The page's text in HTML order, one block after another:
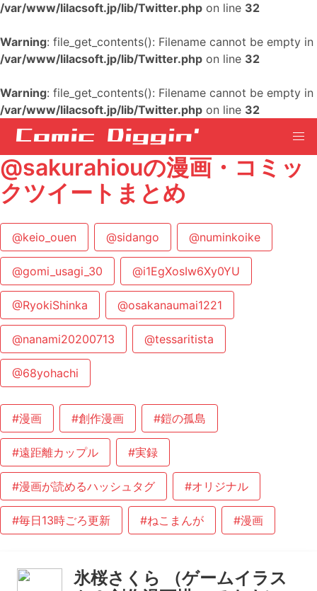
/var/www/lilacsoft.jp/lib/Twitter.php on line 32
Warning: file_get_contents(): Filename cannot be empty in
/var/www/lilacsoft.jp/lib/Twitter.php on line 32
Warning: file_get_contents(): Filename cannot be empty in
/var/www/lilacsoft.jp/lib/Twitter.php on line 32
@sakurahiouの漫画・コミッ
クツイートまとめ
@keio_ouen @sidango @numinkoike
@gomi_usagi_30 @i1EgXosIw6Xy0YU
@RyokiShinka @osakanaumai1221
@nanami20200713 @tessaritista
@68yohachi
#漫画 #創作漫画 #鎧の孤島
#遠距離カップル #実録
#漫画が読めるハッシュタグ #オリジナル
#毎日13時ごろ更新 #ねこまんが #漫画
氷桜さくら （ゲームイラス